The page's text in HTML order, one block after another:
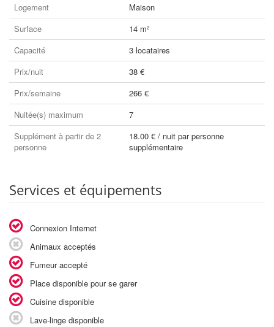
Logement
Maison
Surface
14 m²
Capacité
3 locataires
Prix/nuit
38 €
Prix/semaine
266 €
Nuitée(s) maximum
7
Supplément à partir de 2
personne
18.00 € / nuit par personne
supplémentaire
Services et équipements
Connexion Internet
Animaux acceptés
Fumeur accepté
Place disponible pour se garer
Cuisine disponible
Lave-linge disponible